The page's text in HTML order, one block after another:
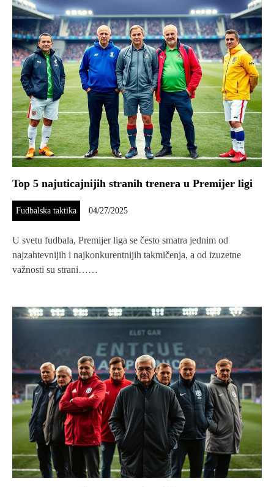
Top 5 najuticajnijih stranih trenera u Premijer ligi
Fudbalska taktika 04/27/2025
U svetu fudbala, Premijer liga se često smatra jednim od
najzahtevnijih i najkonkurentnijih takmičenja, a od izuzetne
važnosti su strani……